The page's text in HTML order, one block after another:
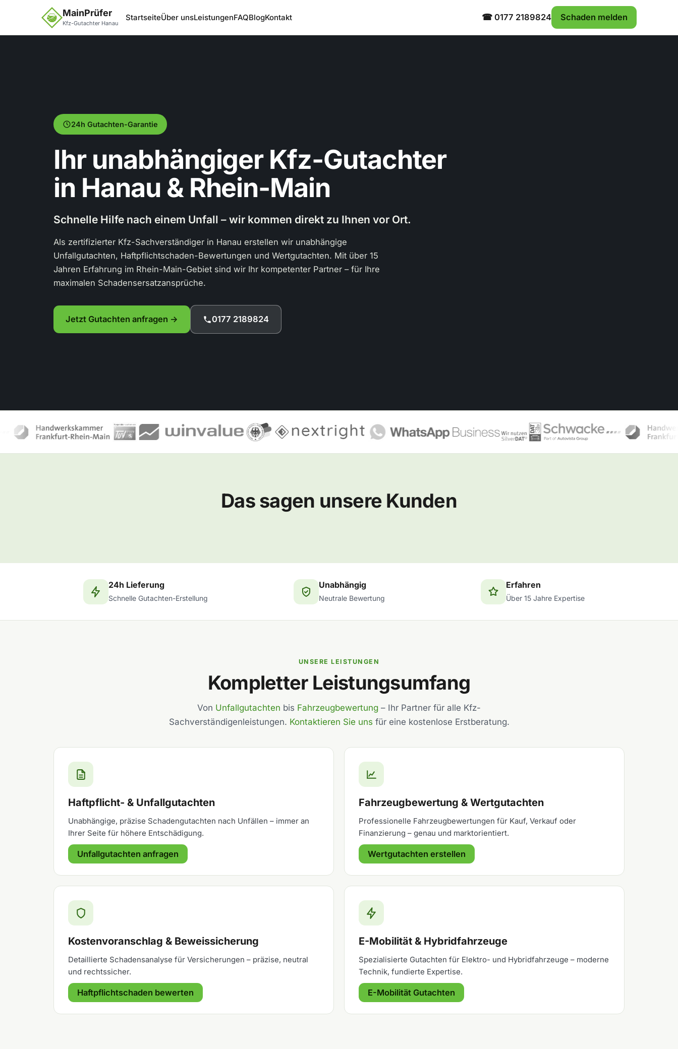
MainPrüfer
Kfz-Gutachter Hanau
StartseiteÜber unsLeistungenFAQBlogKontakt ☎ 0177 2189824 Schaden melden
24h Gutachten-Garantie
Ihr unabhängiger Kfz-Gutachter
in Hanau & Rhein-Main
Schnelle Hilfe nach einem Unfall – wir kommen direkt zu Ihnen vor Ort.
Als zertifizierter Kfz-Sachverständiger in Hanau erstellen wir unabhängige
Unfallgutachten, Haftpflichtschaden-Bewertungen und Wertgutachten. Mit über 15
Jahren Erfahrung im Rhein-Main-Gebiet sind wir Ihr kompetenter Partner – für Ihre
maximalen Schadensersatzansprüche.
Jetzt Gutachten anfragen → 0177 2189824
Das sagen unsere Kunden
24h Lieferung
Schnelle Gutachten-Erstellung
Unabhängig
Neutrale Bewertung
Erfahren
Über 15 Jahre Expertise
UNSERE LEISTUNGEN
Kompletter Leistungsumfang
Von Unfallgutachten bis Fahrzeugbewertung – Ihr Partner für alle Kfz-
Sachverständigenleistungen. Kontaktieren Sie uns für eine kostenlose Erstberatung.
Haftpflicht- & Unfallgutachten
Unabhängige, präzise Schadengutachten nach Unfällen – immer an
Ihrer Seite für höhere Entschädigung.
Unfallgutachten anfragen
Fahrzeugbewertung & Wertgutachten
Professionelle Fahrzeugbewertungen für Kauf, Verkauf oder
Finanzierung – genau und marktorientiert.
Wertgutachten erstellen
Kostenvoranschlag & Beweissicherung
Detaillierte Schadensanalyse für Versicherungen – präzise, neutral
und rechtssicher.
Haftpflichtschaden bewerten
E-Mobilität & Hybridfahrzeuge
Spezialisierte Gutachten für Elektro- und Hybridfahrzeuge – moderne
Technik, fundierte Expertise.
E-Mobilität Gutachten